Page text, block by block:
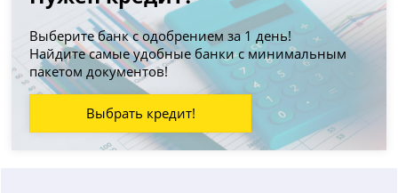
Выберите банк с одобрением за 1 день!
Найдите самые удобные банки с минимальным
пакетом документов!
Выбрать кредит!